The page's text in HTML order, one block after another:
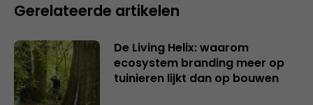
Gerelateerde artikelen
De Living Helix: waarom
ecosystem branding meer op
tuinieren lijkt dan op bouwen